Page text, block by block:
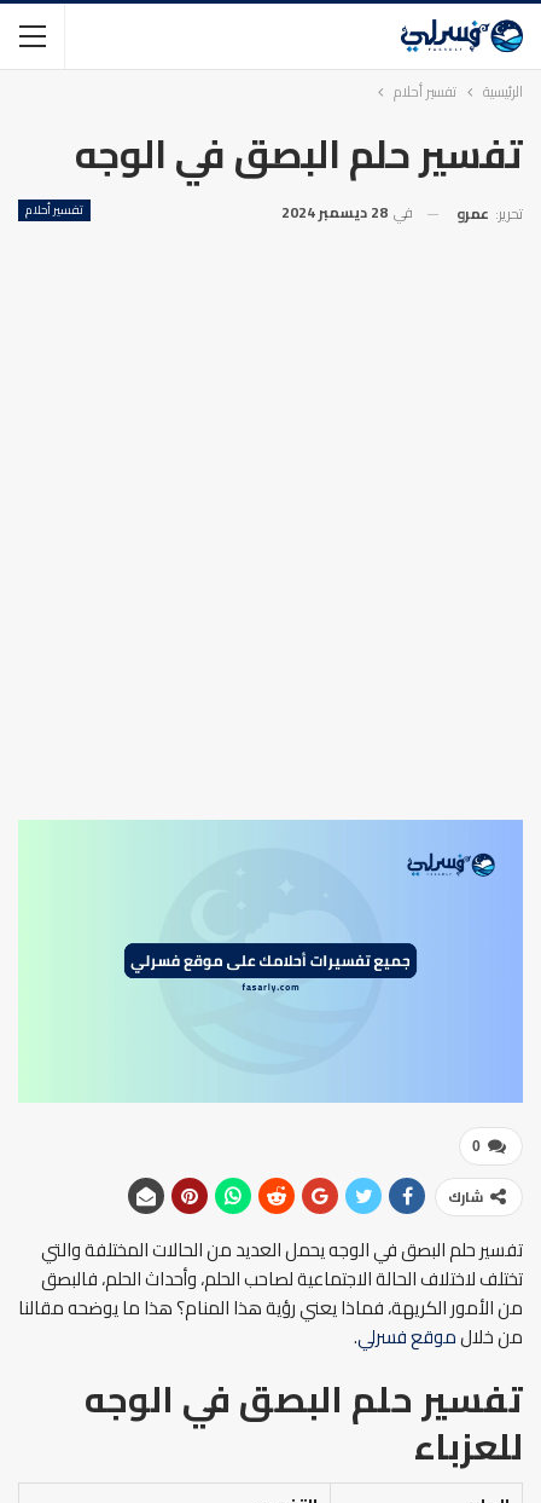
الرئيسية تفسير أحلام
تفسير حلم البصق في الوجه
تفسير أحلام تحرير: عمرو في 28 ديسمبر 2024
0
شارك
تفسير حلم البصق في الوجه يحمل العديد من الحالات المختلفة والتي
تختلف لاختلاف الحالة الاجتماعية لصاحب الحلم، وأحداث الحلم، فالبصق
من الأمور الكريهة، فماذا يعني رؤية هذا المنام؟ هذا ما يوضحه مقالنا
من خلالموقع فسرلي.
تفسير حلم البصق في الوجه
للعزباء